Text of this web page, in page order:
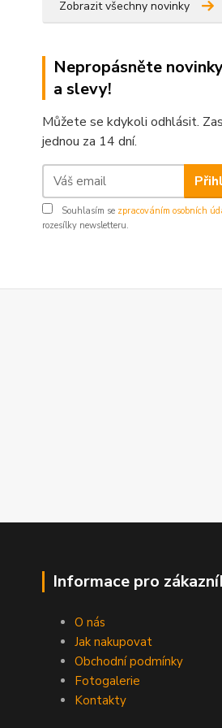
Zobrazit všechny novinky
Nepropásněte
a slevy!
Můžete se kdykoli odhlásit.
jednou za 14 dní.
Souhlasím se zpracováním osobních
rozesílky newsletteru.
Informace pro
O nás
Jak nakupovat
Obchodní podmínky
Fotogalerie
Kontakty